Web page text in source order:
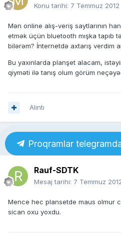
Konu tarihi: 7 Temmuz 2012
Mən online alış-veriş saytlarının
etmək üçün bluetooth mışka tapıb
bilərəm? İnternetdə axtarış verdim
Bu yaxınlarda planşet alacam,
qiyməti ilə tanış olum görüm
Alıntı
Proqramlar
Rauf-SDTK
Mesaj tarihi: 7 Temmuz
Mence hec plansetde maus olmur
sican oxu yoxdu.